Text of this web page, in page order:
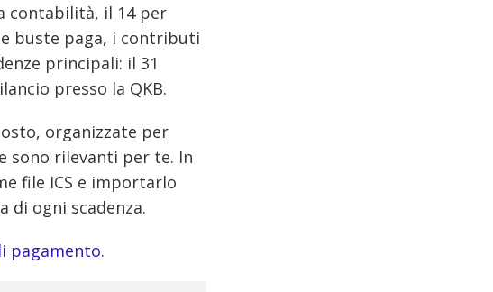
contabilità, il 14 per
buste paga, i contributi
principali: il 31
presso la QKB.
organizzate per
sono rilevanti per te. In
file ICS e importarlo
ogni scadenza.
pagamento.